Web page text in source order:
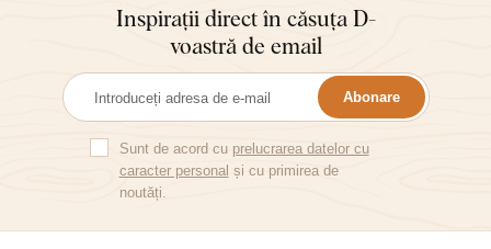
Inspirații direct în căsuța D-
voastră de email
Abonare
Sunt de acord cu prelucrarea datelor cu
caracter personal și cu primirea de
noutăți.